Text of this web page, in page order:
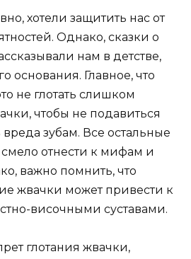
хотели защитить нас от
Однако, сказки о
нам в детстве,
основания. Главное, что
не глотать слишком
чтобы не подавиться
зубам. Все остальные
отнести к мифам и
важно помнить, что
жвачки может привести к
височными суставами.
глотания жвачки,